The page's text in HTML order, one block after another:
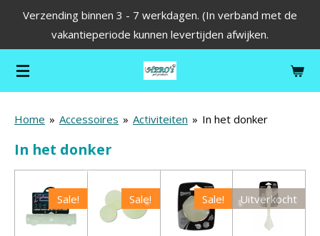
de
hoofdinhoud
Verzending binnen 3 - 7 werkdagen. (In verband met de
vakantieperiode kunnen levertijden afwijken.
Home » Accessoires » Activiteiten » In het donker
In het donker
Sale! Sale! Sale! Uitverkocht